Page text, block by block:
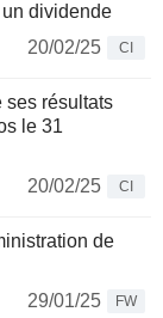
dividende
20/02/25
CI
ses résultats
le 31
20/02/25
CI
de
29/01/25
FW